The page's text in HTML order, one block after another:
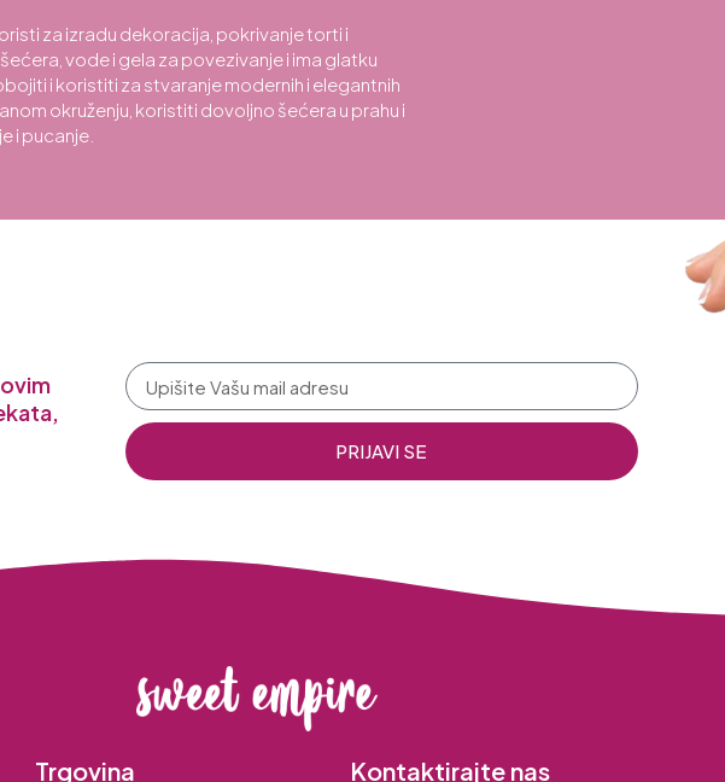
za izradu dekoracija, pokrivanje torti i
vode i gela za povezivanje i ima glatku
i koristiti za stvaranje modernih i elegantnih
okruženju, koristiti dovoljno šećera u prahu i
i pucanje.
PRIJAVI SE
Trgovina Kontaktirajte nas